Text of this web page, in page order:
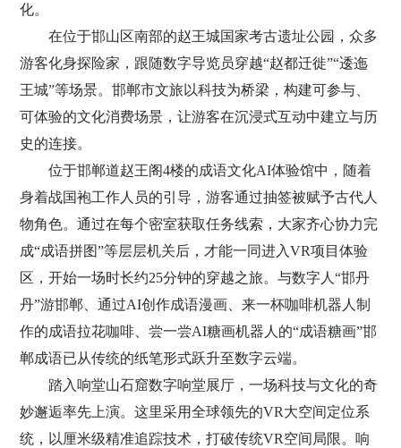
化。
在位于邯山区南部的赵王城国家考古遗址公园，众多
游客化身探险家，跟随数字导览员穿越“赵都迁徙”“逶迤
王城”等场景。邯郸市文旅以科技为桥梁，构建可参与、
可体验的文化消费场景，让游客在沉浸式互动中建立与历
史的连接。
位于邯郸道赵王阁4楼的成语文化AI体验馆中，随着
身着战国袍工作人员的引导，游客通过抽签被赋予古代人
物角色。通过在每个密室获取任务线索，大家齐心协力完
成“成语拼图”等层层机关后，才能一同进入VR项目体验
区，开始一场时长约25分钟的穿越之旅。与数字人“邯丹
丹”游邯郸、通过AI创作成语漫画、来一杯咖啡机器人制
作的成语拉花咖啡、尝一尝AI糖画机器人的“成语糖画”邯
郸成语已从传统的纸笔形式跃升至数字云端。
踏入响堂山石窟数字响堂展厅，一场科技与文化的奇
妙邂逅率先上演。这里采用全球领先的VR大空间定位系
统，以厘米级精准追踪技术，打破传统VR空间局限。响